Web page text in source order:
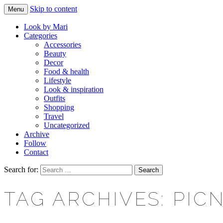
LOOK BY MARI
Makeup & beauty blog
Menu Skip to content
Look by Mari
Categories
Accessories
Beauty
Decor
Food & health
Lifestyle
Look & inspiration
Outfits
Shopping
Travel
Uncategorized
Archive
Follow
Contact
Search for:
TAG ARCHIVES: